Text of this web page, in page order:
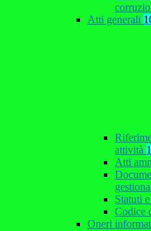
Atti generali
attività
Atti
Statuti
Codice
Oneri